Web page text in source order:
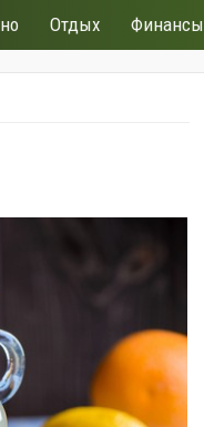
Отдых Финансы